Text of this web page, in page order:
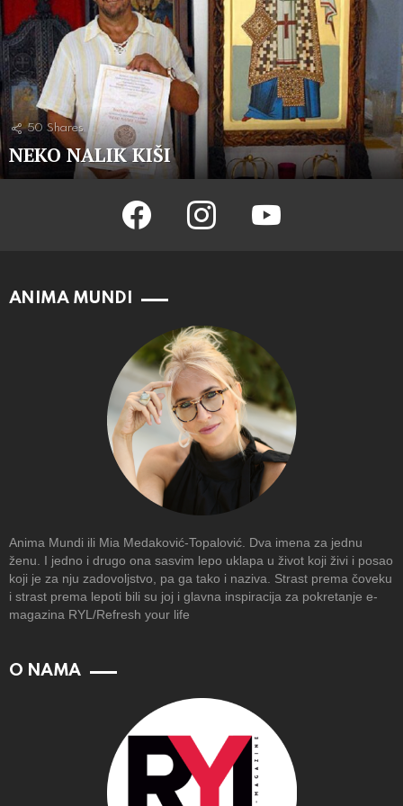
50 Shares
NEKO NALIK KIŠI
facebook instagram youtube
ANIMA MUNDI
Anima Mundi ili Mia Medaković-Topalović. Dva imena za jednu
ženu. I jedno i drugo ona sasvim lepo uklapa u život koji živi i posao
koji je za nju zadovoljstvo, pa ga tako i naziva. Strast prema čoveku
i strast prema lepoti bili su joj i glavna inspiracija za pokretanje e-
magazina RYL/Refresh your life
O NAMA